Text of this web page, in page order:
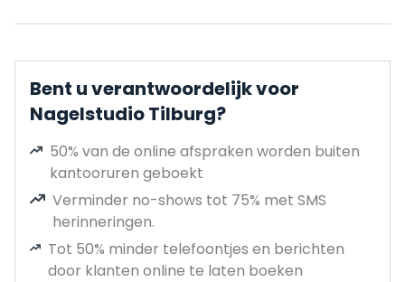
Bent u verantwoordelijk voor
Nagelstudio Tilburg?
50% van de online afspraken worden buiten
kantooruren geboekt
Verminder no-shows tot 75% met SMS
herinneringen.
Tot 50% minder telefoontjes en berichten
door klanten online te laten boeken